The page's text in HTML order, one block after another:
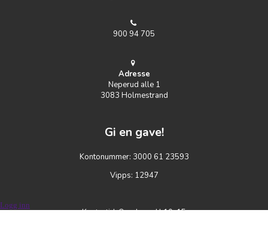
900 94 705
Adresse
Neperud alle 1
3083 Holmestrand
Gi en gave!
Kontonummer: 3000 61 23593
Vipps: 12947
Kontortid: Onsdager kl 10-15
Logg inn